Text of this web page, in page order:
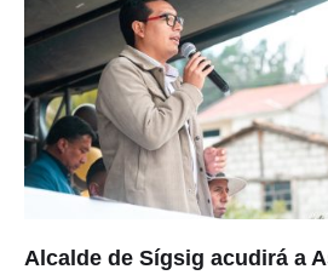
Alcalde de Sígsig acudirá a